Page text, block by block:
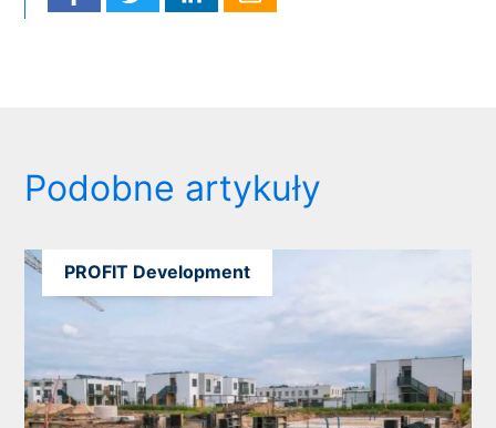
Podobne artykuły
PROFIT Development